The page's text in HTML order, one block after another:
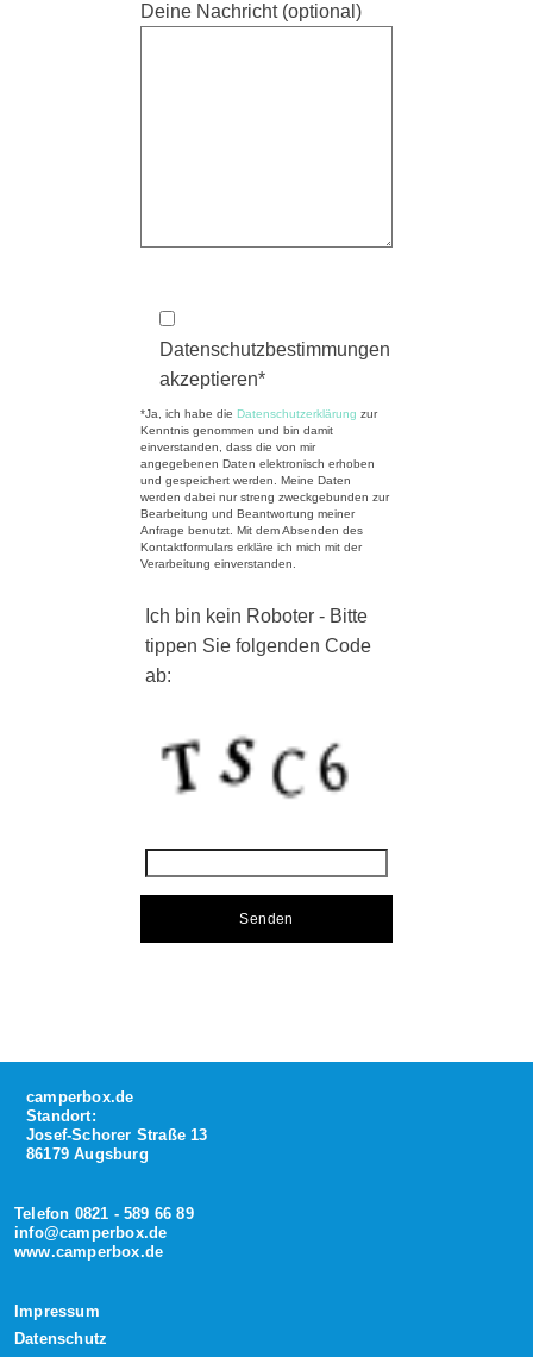
Deine Nachricht (optional)
Datenschutzbestimmungen
akzeptieren*
*Ja, ich habe dieDatenschutzerklärung zur
Kenntnis genommen und bin damit
einverstanden, dass die von mir
angegebenen Daten elektronisch erhoben
und gespeichert werden. Meine Daten
werden dabei nur streng zweckgebunden zur
Bearbeitung und Beantwortung meiner
Anfrage benutzt. Mit dem Absenden des
Kontaktformulars erkläre ich mich mit der
Verarbeitung einverstanden.
Ich bin kein Roboter - Bitte
tippen Sie folgenden Code
ab:
camperbox.de
Standort:
Josef-Schorer Straße 13
86179 Augsburg
Telefon 0821 - 589 66 89
info@camperbox.de
www.camperbox.de
Impressum
Datenschutz